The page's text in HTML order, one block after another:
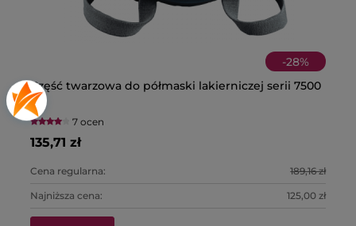
-28%
Część twarzowa do półmaski lakierniczej serii 7500
3M
7 ocen
135,71 zł
Cena regularna: 189,16 zł
Najniższa cena: 125,00 zł